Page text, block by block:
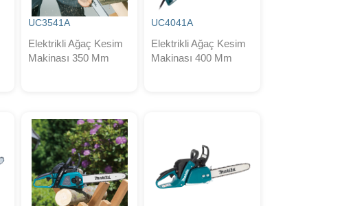
UC3541A
Elektrikli Ağaç Kesim
Makinası 350 Mm
UC4041A
Elektrikli Ağaç Kesim
Makinası 400 Mm